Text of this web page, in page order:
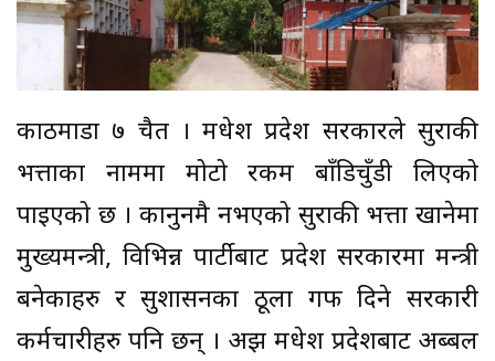
काठमाडौं ७ चैत । मधेश प्रदेश सरकारले सुराकी
भत्ताका नाममा मोटो रकम बाँडिचुँडी लिएको
पाइएको छ । कानुनमै नभएको सुराकी भत्ता खानेमा
मुख्यमन्त्री, विभिन्न पार्टीबाट प्रदेश सरकारमा मन्त्री
बनेकाहरु र सुशासनका ठूला गफ दिने सरकारी
कर्मचारीहरु पनि छन् । अझ मधेश प्रदेशबाट अब्बल